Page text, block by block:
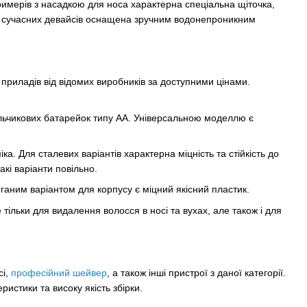
з насадкою для носа характерна спеціальна щіточка,
девайсів оснащена зручним водонепроникним
від відомих виробників за доступними цінами.
батарейок типу АА. Універсальною моделлю є
сталевих варіантів характерна міцність та стійкість до
варіанти повільно.
варіантом для корпусу є міцний якісний пластик.
для видалення волосся в носі та вухах, але також і для
професійний шейвер , а також інші пристрої з даної категорії.
та високу якість збірки.